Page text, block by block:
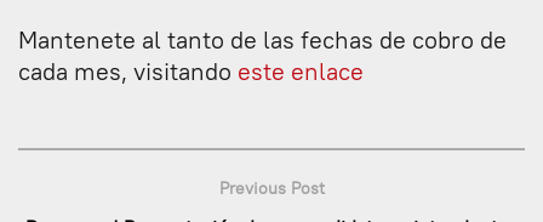
Mantenete al tanto de las fechas de cobro de
cada mes, visitando este enlace
Previous Post